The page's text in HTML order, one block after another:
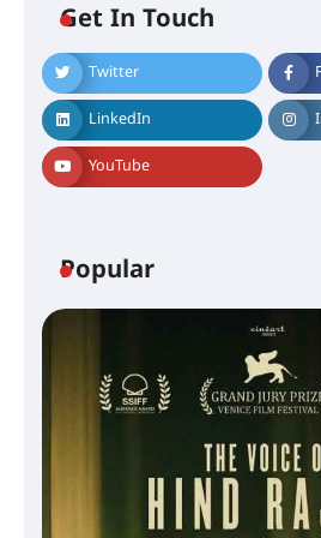
Get In Touch
Twitter
LinkedIn
YouTube
Popular
സെന്റ്
കോമേഴ്‌സ്
തുടക്കമായി